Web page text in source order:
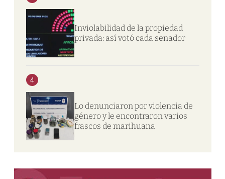
Inviolabilidad de la propiedad
privada: así votó cada senador
4
Lo denunciaron por violencia de
género y le encontraron varios
frascos de marihuana